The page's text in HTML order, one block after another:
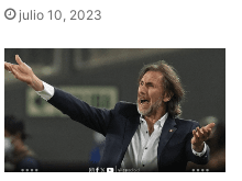
julio 10, 2023